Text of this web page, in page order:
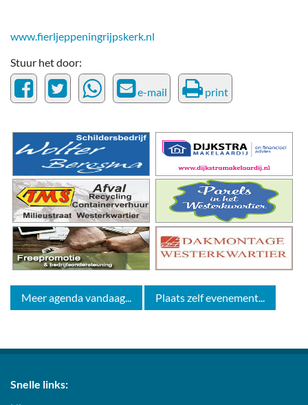
www.fierljeppeningrijpskerk.nl
Stuur het door:
e-mail print
Meer agenda vandaag... Plaats zelf evenement...
Snelle links: